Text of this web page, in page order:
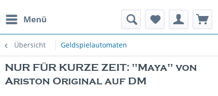
Menü
Übersicht Geldspielautomaten
Spielautomaten
NUR FÜR KURZE ZEIT: "Maya" von
Ariston Original auf DM